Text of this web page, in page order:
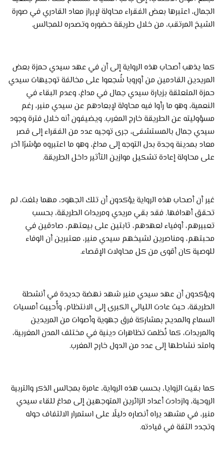
الجمال، اعتبرها بعض الفقراء محاولة لإبراز معاد القادري في صورة
الشيخ المرتقب، من خلال طريقة حضوره وتصدره للمجالس.
كما يذهب أصحاب هذه الرواية إلى أن في عهد سيدي حمزة بعض
المريدين القادمين من أوروبا شُجعوا على مخالفة توجيهات سيدي
حمزة المتعلقة بزيارة سيدي جمال في مداغ، وعدم البقاء في
النعمية، وهو ما رأوا فيه محاولة لإبعادهم عن سيدي منير، رغم
مسؤوليته عن الطريقة خارج المغرب. ويضيفون أنه خلال فترة وجود
سيدي جمال بالمستشفى، جرى توجيه عدد من الفقراء إلى قصر
معاد بمدينة وجدة بدل التوجه إلى مداغ، وهو ما اعتبروه مؤشرًا آخر
على محاولة إعادة تشكيل موازين التأثير داخل الطريقة.
غير أن أصحاب هذه الرواية يؤكدون أن تلك الجهود، مهما بلغت، لم
تحقق أهدافها. فقد بقي مريدي ومريدات الطريقة، بحسب
تعبيرهم، أوفياء لعهدهم، ثابتين على بيعتهم، صادقين في
محبتهم، ومناصرين لشيخهم سيدي منير، معتبرين أن الوفاء
للوصية كان أقوى من كل محاولات الإقصاء.
ويؤكدون أن عهد سيدي منير شهد نهضة جديدة في أنشطة
الطريقة، حيث عادت الليالي الكبرى إلى الانتظام، وأُحييت أمسيات
السماع والمديح بمشاركة فرق جهوية وأصوات من المريدين
والمريدات، كما نُظمت تظاهرات دينية في مختلف المدن المغربية،
وامتد نشاطها إلى عدد من الدول خارج المغرب.
كما بقيت الزوايا، بحسب هذه الرواية، عامرة بمجالس الذكر والتربية
الروحية، وازدادت أعداد الزائرين المتوجهين إلى مداغ للقاء سيدي
منير، في مشهد يراه أنصاره دليلًا على استمرار الالتفاف حوله
وتجدد الثقة في قيادته.